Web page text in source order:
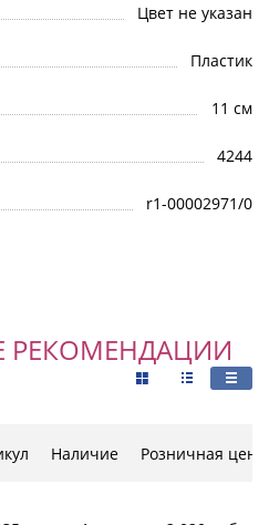
Цвет не указан
Пластик
11 см
4244
r1-00002971/0
РЕКОМЕНДАЦИИ
Наличие Розничная цена